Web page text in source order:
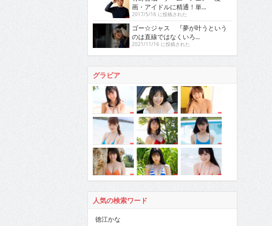
画・アイドルに精通！単...
2017/5/16 に投稿された
ゴー☆ジャス 『夢が叶うという
のは直線ではなくいろ...
2021/11/16 に投稿された
グラビア
人気の検索ワード
徳江かな